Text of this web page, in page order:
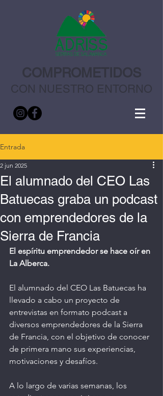
COMPROMETIDOS
CON NUESTRO ENTORNO
Entrada
El alumnado del CEO Las
Batuecas graba un podcast
con emprendedores de la
Sierra de Francia
2 jun 2025
El espíritu emprendedor se hace oír en
La Alberca.
El alumnado del CEO Las Batuecas ha
llevado a cabo un proyecto de
entrevistas en formato podcast a
diversos emprendedores de la Sierra
de Francia, con el objetivo de conocer
de primera mano sus experiencias,
motivaciones y desafíos.
A lo largo de varias semanas, los